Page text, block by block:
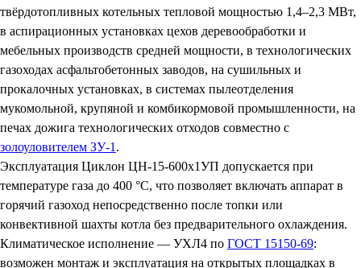
твёрдотопливных котельных тепловой мощностью 1,4–2,3 МВт,
в аспирационных установках цехов деревообработки и
мебельных производств средней мощности, в технологических
газоходах асфальтобетонных заводов, на сушильных и
прокалочных установках, в системах пылеотделения
мукомольной, крупяной и комбикормовой промышленности, на
печах дожига технологических отходов совместно с
золоуловителем ЗУ-1 .
Эксплуатация Циклон ЦН-15-600х1УП допускается при
температуре газа до 400 °С, что позволяет включать аппарат в
горячий газоход непосредственно после топки или
конвективной шахты котла без предварительного охлаждения.
Климатическое исполнение — УХЛ4 по ГОСТ 15150-69:
возможен монтаж и эксплуатация на открытых площадках в